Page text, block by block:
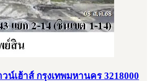
น์เฮ้าส์ กรุงเทพมหานคร 3218000